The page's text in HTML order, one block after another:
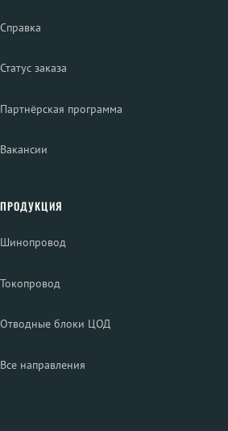
Справка
Статус заказа
Партнёрская программа
Вакансии
ПРОДУКЦИЯ
Шинопровод
Токопровод
Отводные блоки ЦОД
Все направления